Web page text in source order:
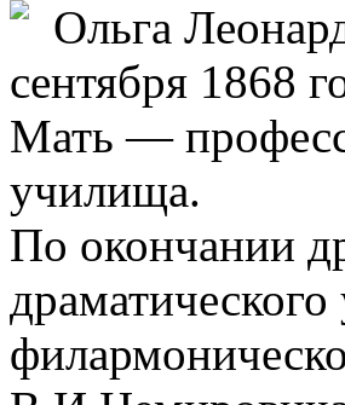
Ольга
сентября 1868
Мать —
училища.
По окончании